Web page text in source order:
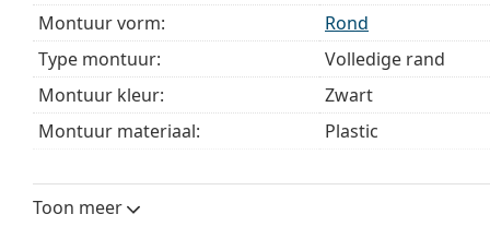
Montuur vorm:
Rond
Type montuur:
Volledige rand
Montuur kleur:
Zwart
Montuur materiaal:
Plastic
Breedte:
Toon meer